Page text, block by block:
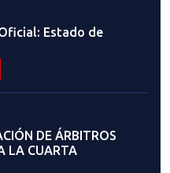
Estado de
DE ÁRBITROS
LA CUARTA